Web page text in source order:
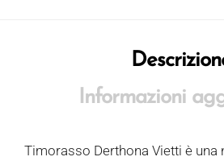
Informazioni
Timorasso Derthona Vietti è una